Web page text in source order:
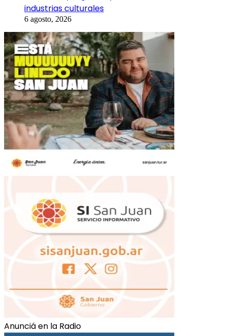
industrias culturales
6 agosto, 2026
Anunciá en la Radio